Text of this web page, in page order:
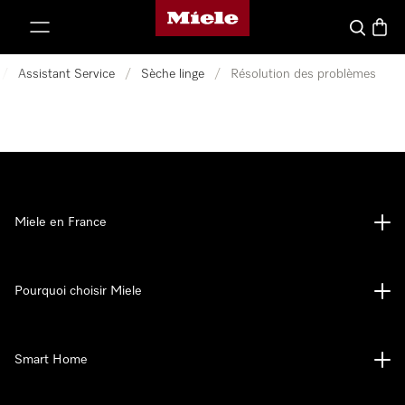
Page d'accueil Miele
Search
Assistant Service / Sèche linge / Résolution des problèmes
Miele en France
Pourquoi choisir Miele
Smart Home